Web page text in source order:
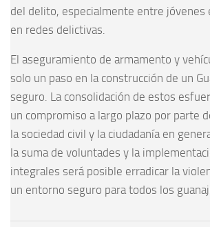
del delito, especialmente entre jóvenes
en redes delictivas.
El aseguramiento de armamento y
solo un paso en la construcción de un
seguro. La consolidación de estos
un compromiso a largo plazo por parte
la sociedad civil y la ciudadanía en
la suma de voluntades y la
integrales será posible erradicar la
un entorno seguro para todos los